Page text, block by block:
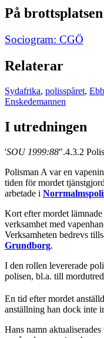
På brottsplatsen
Sociogram: CGÖ
Relaterar
Sydafrika, polisspåret,
Enskedemannen
I utredningen
'SOU 1999:88".4.3.2
Polisman A var en
tiden för mordet
arbetade i
Kort efter mordet
verksamhet med
Verksamheten bedrevs
Grundborg.
I den rollen levererade
polisen, bl.a. till
En tid efter mordet
anställning han dock inte
Hans namn